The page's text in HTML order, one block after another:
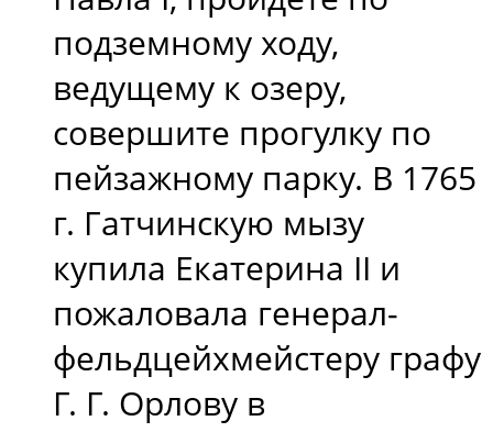
подземному ходу,
ведущему к озеру,
совершите прогулку по
пейзажному парку. В 1765
г. Гатчинскую мызу
купила Екатерина II и
пожаловала генерал-
фельдцейхмейстеру графу
Г. Г. Орлову в